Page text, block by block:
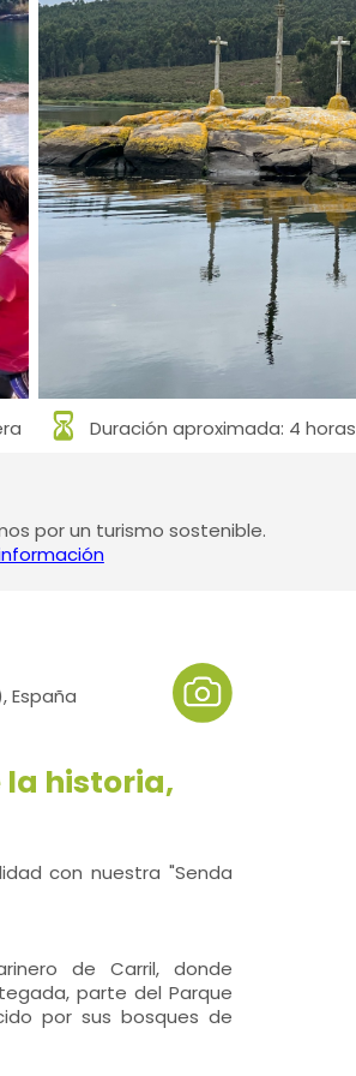
Duración aproximada: 4 horas
por un turismo sostenible.
España
la historia,
con nuestra "Senda
de Carril, donde
parte del Parque
por sus bosques de